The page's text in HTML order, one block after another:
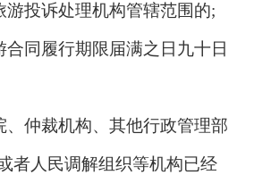
游投诉处理机构管辖范围的;
合同履行期限届满之日九十日
、仲裁机构、其他行政管理部
者人民调解组织等机构已经